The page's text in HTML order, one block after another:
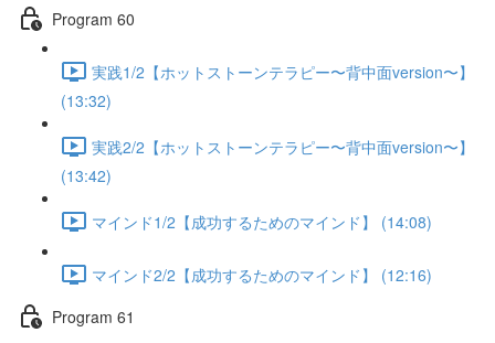
Program 60
実践1/2【ホットストーンテラピー〜背中面version〜】
(13:32)
実践2/2【ホットストーンテラピー〜背中面version〜】
(13:42)
マインド1/2【成功するためのマインド】 (14:08)
マインド2/2【成功するためのマインド】 (12:16)
Program 61